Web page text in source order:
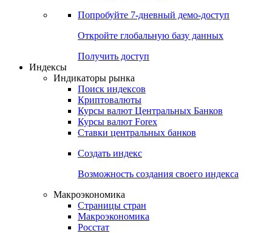
Попробуйте 7-дневный демо-доступ
Откройте глобальную базу данных
Получить доступ
Индексы
Индикаторы рынка
Поиск индексов
Криптовалюты
Курсы валют Центральных Банков
Курсы валют Forex
Ставки центральных банков
Создать индекс
Возможность создания своего индекса
Макроэкономика
Страницы стран
Макроэкономика
Росстат